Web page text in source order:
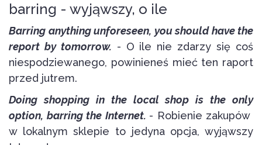
barring - wyjąwszy, o ile
Barring anything unforeseen, you should have the
report by tomorrow. - O ile nie zdarzy się coś
niespodziewanego, powinieneś mieć ten raport
przed jutrem.
Doing shopping in the local shop is the only
option, barring the Internet. - Robienie zakupów
w lokalnym sklepie to jedyna opcja, wyjąwszy